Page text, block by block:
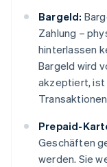
Bargeld:
Zahlung –
hinterlassen
Bargeld wird
akzeptiert, ist
Prepaid-
Geschäften
werden. Sie